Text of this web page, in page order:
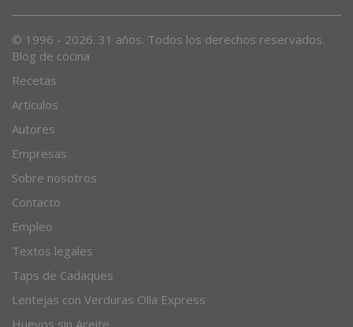
© 1996 - 2026. 31 años. Todos los derechos reservados.
Blog de cocina
Recetas
Artículos
Autores
Empresas
Sobre nosotros
Contacto
Empleo
Textos legales
Taps de Cadaques
Lentejas con Verduras Olla Express
Huevos sin Aceite